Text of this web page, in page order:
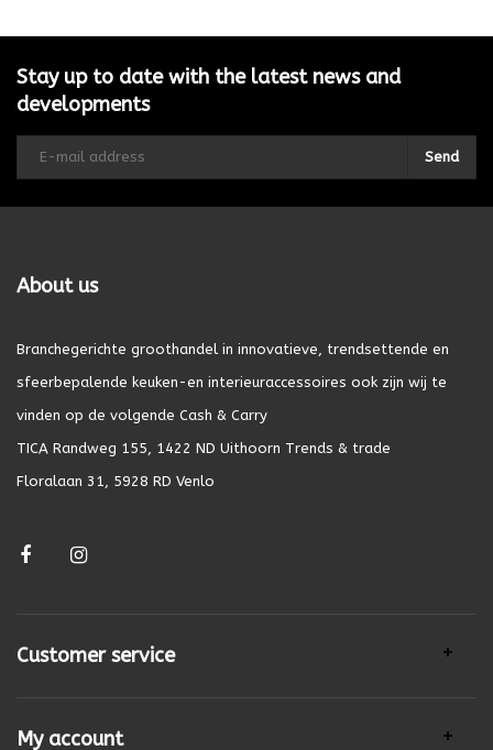
Stay up to date with the latest news and
developments
Send
About us
Branchegerichte groothandel in innovatieve, trendsettende en
sfeerbepalende keuken-en interieuraccessoires ook zijn wij te
vinden op de volgende Cash & Carry
TICA Randweg 155, 1422 ND Uithoorn Trends & trade
Floralaan 31, 5928 RD Venlo
Customer service
My account